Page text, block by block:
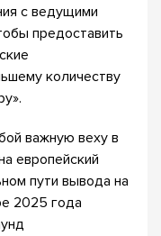
с ведущими
предоставить
количеству
важную веху в
европейский
пути вывода на
2025 года